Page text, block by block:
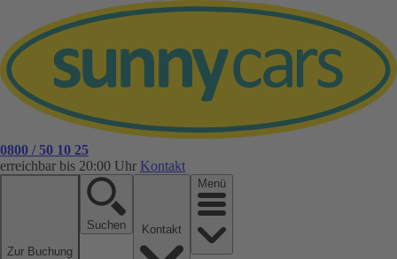
0800 / 50 10 25
erreichbar bis 20:00 Uhr Kontakt
Zur Buchung
Suchen
Menü